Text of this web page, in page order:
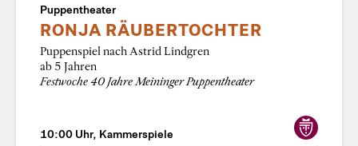
Puppentheater
RONJA RÄUBERTOCHTER
Puppenspiel nach Astrid Lindgren
ab 5 Jahren
Festwoche 40 Jahre Meininger Puppentheater
10:00 Uhr, Kammerspiele